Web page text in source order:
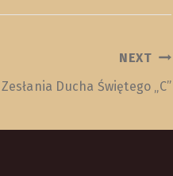
NEXT
Ducha Świętego „C”